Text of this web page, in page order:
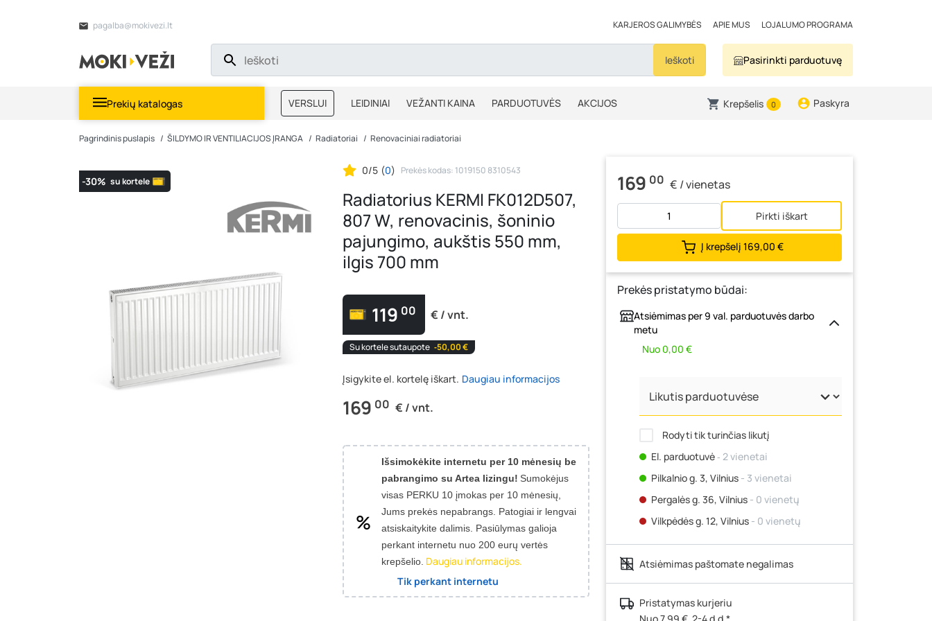
pagalba@mokivezi.lt KARJEROS GALIMYBĖS APIE MUS LOJALUMO PROGRAMA
Ieškoti Pasirinkti parduotuvę
Prekių katalogas VERSLUI LEIDINIAI VEŽANTI KAINA PARDUOTUVĖS AKCIJOS
MOKIBLOGAS IŠPARDAVIMAS
Krepšelis 0 Paskyra
Pagrindinis puslapis ŠILDYMO IR VENTILIACIJOS ĮRANGA Radiatoriai Renovaciniai radiatoriai
-30% su kortele
0/5 (0) Prekės kodas: 1019150 8310543
Radiatorius KERMI FK012D507,
807 W, renovacinis, šoninio
pajungimo, aukštis 550 mm,
ilgis 700 mm
119 00 € / vnt.
Su kortele sutaupote ‐50,00 €
Įsigykite el. kortelę iškart. Daugiau informacijos
169 00 € / vnt.
Išsimokėkite internetu per 10 mėnesių be
pabrangimo su Artea lizingu! Sumokėjus
visas PERKU 10 įmokas per 10 mėnesių,
Jums prekės nepabrangs. Patogiai ir lengvai
atsiskaitykite dalimis. Pasiūlymas galioja
perkant internetu nuo 200 eurų vertės
krepšelio. Daugiau informacijos.
Tik perkant internetu
169 00 € / vienetas
Pirkti iškart
Į krepšelį 169,00 €
Prekės pristatymo būdai:
Atsiėmimas per 9 val. parduotuvės darbo
metu
Nuo 0,00 €
Rodyti tik turinčias likutį
El. parduotuvė‐ 2 vienetai
Pilkalnio g. 3, Vilnius - 3 vienetai
Pergalės g. 36, Vilnius - 0 vienetų
Vilkpėdės g. 12, Vilnius - 0 vienetų
Ateities g. 15, Vilnius- 0 vienetų
Kauno r., Narsiečių k., Vytauto g. 183,
Kaunas- 3 vienetai
Šilutės pl. 83A, Klaipėda
Atsiėmimas paštomate negalimas
Pristatymas kurjeriu